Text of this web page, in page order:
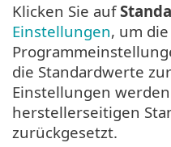
Klicken Sie auf
Einstellungen, um die
die Standardwerte
Einstellungen
herstellerseitigen
zurückgesetzt.